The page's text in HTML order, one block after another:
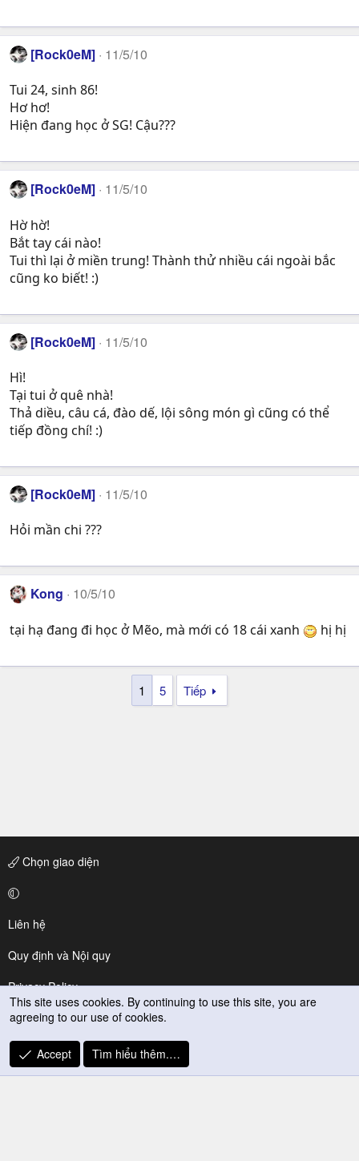
[Rock0eM] 11/5/10
Tui 24, sinh 86!
Hơ hơ!
Hiện đang học ở SG! Cậu???
[Rock0eM] 11/5/10
Hờ hờ!
Bắt tay cái nào!
Tui thì lại ở miền trung! Thành thử nhiều cái ngoài bắc
cũng ko biết! :)
[Rock0eM] 11/5/10
Hì!
Tại tui ở quê nhà!
Thả diều, câu cá, đào dế, lội sông món gì cũng có thể
tiếp đồng chí! :)
[Rock0eM] 11/5/10
Hỏi mần chi ???
Kong 10/5/10
tại hạ đang đi học ở Mẽo, mà mới có 18 cái xanh hị hị
1 5 Tiếp
Chọn giao diện
Liên hệ
Quy định và Nội quy
Privacy Policy
Trợ giúp
R
S
This site uses cookies. By continuing to use this site, you are
agreeing to our use of cookies.
Accept Tìm hiểu thêm.…